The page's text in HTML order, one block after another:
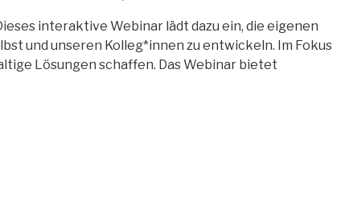
interaktive Webinar lädt dazu ein, die eigenen
und unseren Kolleg*innen zu entwickeln. Im Fokus
Lösungen schaffen. Das Webinar bietet